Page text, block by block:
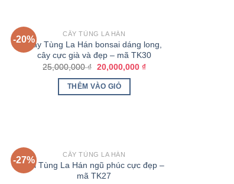
-20%
CÂY TÙNG LA HÁN
Cây Tùng La Hán bonsai dáng long,
cây cực già và đẹp – mã TK30
25,000,000₫ 20,000,000 ₫
THÊM VÀO GIỎ
-27%
CÂY TÙNG LA HÁN
Đôi Tùng La Hán ngũ phúc cực đẹp –
mã TK27